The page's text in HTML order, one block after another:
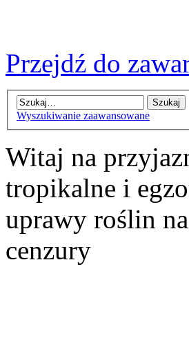
Przejdź do
Wyszukiwanie zaawansowane
Witaj na
tropikalne i
uprawy roślin
cenzury